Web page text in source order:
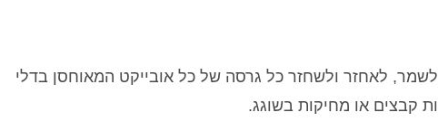
לאחזר ולשחזר כל גרסה של כל אובייקט המאוחסן בדלי
קבצים או מחיקות בשוגג.